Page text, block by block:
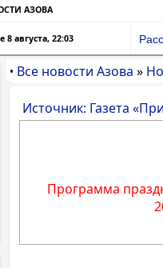
АЗОВА
8 августа, 22:03
• Все новости Азова »
Источник: Газета
Программа